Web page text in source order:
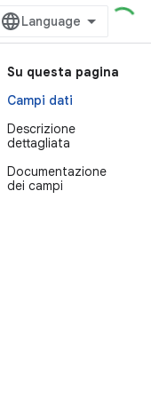
Su questa pagina
Campi dati
Descrizione
dettagliata
Documentazione
dei campi